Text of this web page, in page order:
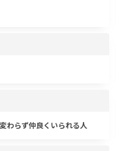
わらず仲良くいられる人